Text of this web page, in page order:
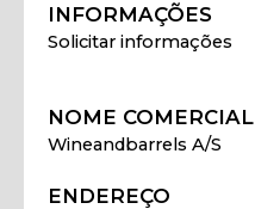
INFORMAÇÕES
Solicitar informações
NOME COMERCIAL
Wineandbarrels A/S
ENDEREÇO